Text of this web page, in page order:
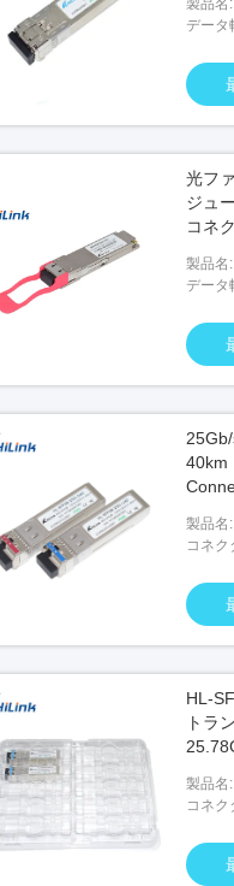
製品名
データ
光フ
ジュ
コネ
製品名
データ
40km
製品名
コネ
HL-
トラ
製品名
コネク